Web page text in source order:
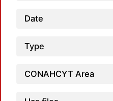
Date
Type
CONAHCYT Area